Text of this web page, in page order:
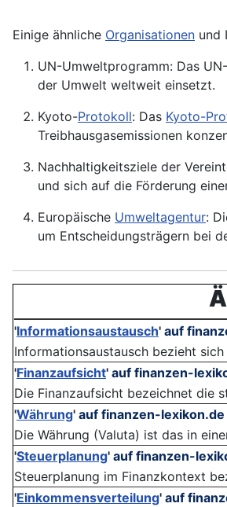
Einige ähnliche Organisationen und
UN-Umweltprogramm: Das UN-
der Umwelt weltweit einsetzt.
Kyoto-Protokoll: Das Kyoto-
Treibhausgasemissionen
Nachhaltigkeitsziele der
und sich auf die Förderung
Europäische Umweltagentur:
um Entscheidungsträgern bei
'Informationsaustausch' auf
Informationsaustausch bezieht
'Finanzaufsicht' auf finanzen-
Die Finanzaufsicht bezeichnet die
'Währung' auf finanzen-lexikon.de
Die Währung (Valuta) ist das in
'Steuerplanung' auf finanzen-
Steuerplanung im Finanzkontext
'Einkommensverteilung' auf